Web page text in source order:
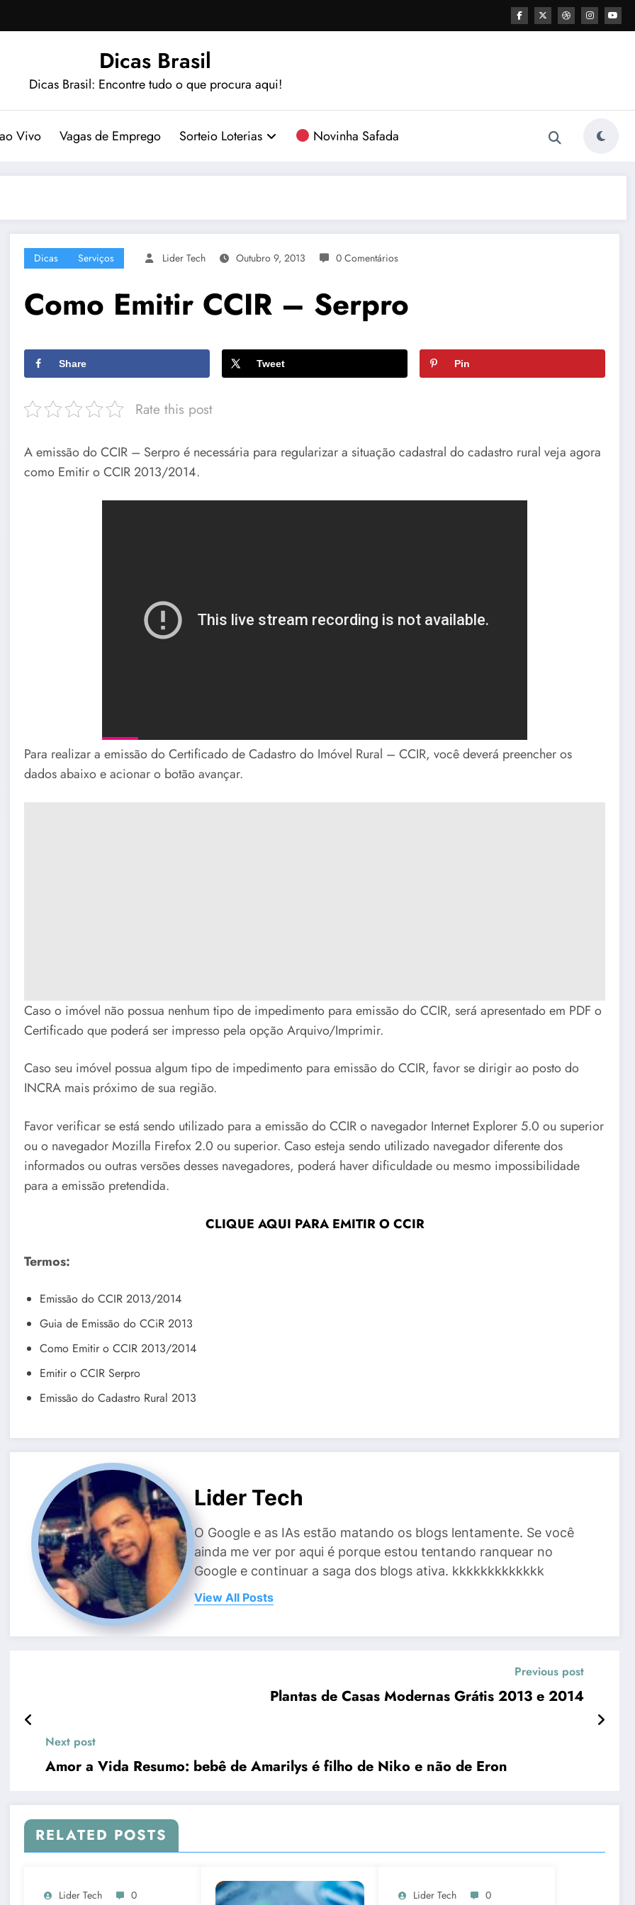
Dicas Brasil
Dicas Brasil: Encontre tudo o que procura aqui!
Vivo Vagas de Emprego Sorteio Loterias Novinha Safada
Dicas Serviços Lider Tech Outubro 9, 2013 0 Comentários
Como Emitir CCIR – Serpro
Share Tweet Pin
Rate this post
A emissão do CCIR – Serpro é necessária para regularizar a situação cadastral do cadastro rural veja agora
como Emitir o CCIR 2013/2014.
Para realizar a emissão do Certificado de Cadastro do Imóvel Rural – CCIR, você deverá preencher os
dados abaixo e acionar o botão avançar.
Caso o imóvel não possua nenhum tipo de impedimento para emissão do CCIR, será apresentado em PDF o
Certificado que poderá ser impresso pela opção Arquivo/Imprimir.
Caso seu imóvel possua algum tipo de impedimento para emissão do CCIR, favor se dirigir ao posto do
INCRA mais próximo de sua região.
Favor verificar se está sendo utilizado para a emissão do CCIR o navegador Internet Explorer 5.0 ou superior
ou o navegador Mozilla Firefox 2.0 ou superior. Caso esteja sendo utilizado navegador diferente dos
informados ou outras versões desses navegadores, poderá haver dificuldade ou mesmo impossibilidade
para a emissão pretendida.
CLIQUE AQUI PARA EMITIR O CCIR
Termos:
Emissão do CCIR 2013/2014
Guia de Emissão do CCiR 2013
Como Emitir o CCIR 2013/2014
Emitir o CCIR Serpro
Emissão do Cadastro Rural 2013
Lider Tech
O Google e as IAs estão matando os blogs lentamente. Se você
ainda me ver por aqui é porque estou tentando ranquear no
Google e continuar a saga dos blogs ativa. kkkkkkkkkkkkk
View All Posts
Previous post
Plantas de Casas Modernas Grátis 2013 e 2014
Next post
Amor a Vida Resumo: bebê de Amarilys é filho de Niko e não de Eron
RELATED POSTS
Lider Tech 0 Lider Tech 0